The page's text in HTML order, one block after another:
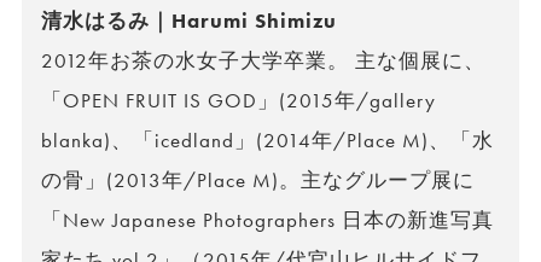
清水はるみ｜Harumi Shimizu
2012年お茶の水女子大学卒業。 主な個展に、
「OPEN FRUIT IS GOD」(2015年/gallery
blanka)、「icedland」(2014年/Place M)、「水
の骨」(2013年/Place M)。主なグループ展に
「New Japanese Photographers 日本の新進写真